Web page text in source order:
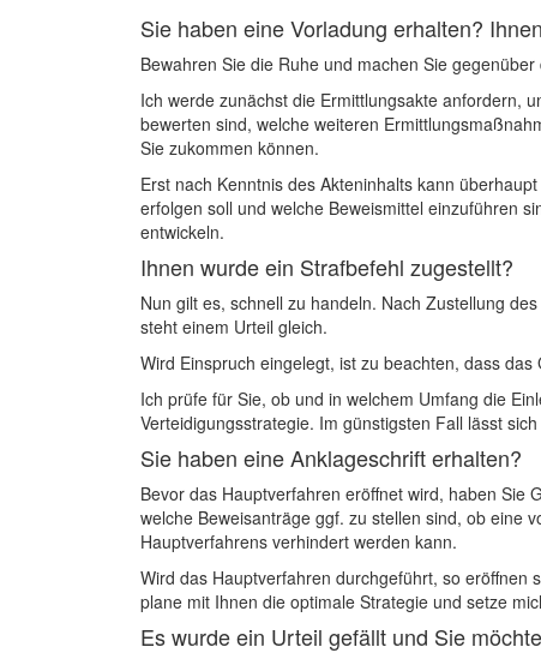
Sie haben eine Vorladung erhalten?
Bewahren Sie die Ruhe und machen Sie
Ich werde zunächst die Ermittlungsakte anfordern,
bewerten sind, welche weiteren
Sie zukommen können.
Erst nach Kenntnis des Akteninhalts kann
erfolgen soll und welche Beweismittel einzuführen
entwickeln.
Ihnen wurde ein Strafbefehl zugestellt?
Nun gilt es, schnell zu handeln. Nach Zustellung
steht einem Urteil gleich.
Wird Einspruch eingelegt, ist zu beachten, dass
Ich prüfe für Sie, ob und in welchem Umfang die
Verteidigungsstrategie. Im günstigsten Fall lässt
Sie haben eine Anklageschrift erhalten?
Bevor das Hauptverfahren eröffnet wird, haben Sie
welche Beweisanträge ggf. zu stellen sind, ob eine
Hauptverfahrens verhindert werden kann.
Wird das Hauptverfahren durchgeführt, so eröffnen
plane mit Ihnen die optimale Strategie und setze
Es wurde ein Urteil gefällt und Sie